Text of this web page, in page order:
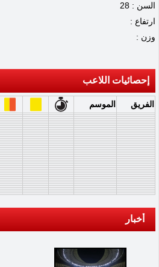
السن : 28
ارتفاع :
وزن :
إحصائيات اللاعب
الفريق الموسم
أخبار